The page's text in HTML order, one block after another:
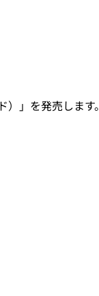
」を発売します。